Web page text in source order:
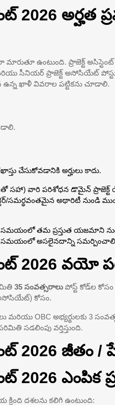
2026 అర్హత
ఉంటుంది. ప్రాజెక్ట్ అసిస్టెంట్ II
సీనియర్ ప్రాజెక్ట్ అసోసియేట్
ఉన్న ఖాళీ వివరాల పట్టికను చూడాలి.
చేసుకోవడానికి అర్హులు కాదు.
సహా) వారి పరిశోధన డొమైన్
అథారిటీ నుండి
సమయంలో తమ ప్రస్తుత యజమాని
సమయంలో అసలైనదాన్ని
2026 వయో
35 సంవత్సరాలుపోస్ట్ కోడ్‌ల కోసం
అసోసియేట్) కోసం.
మరియు OBC అభ్యర్థులకు 3
సడలింపు వర్తిస్తుంది.
2026 జీతం /
2026 ఎంపిక
క్రింది దశలను కలిగి ఉంటుంది: